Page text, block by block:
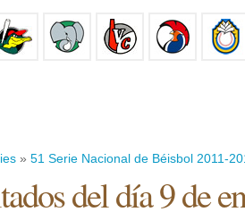
» 51 Serie Nacional de Béisbol 2011-
del día 9 de